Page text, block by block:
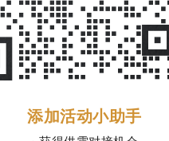
添加活动小助手